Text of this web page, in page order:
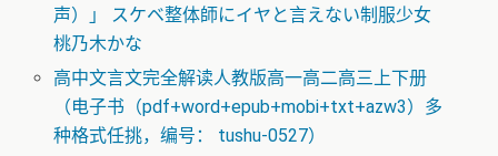
声）」 スケベ整体師にイヤと言えない制服少女
桃乃木かな
高中文言文完全解读人教版高一高二高三上下册
（电子书（pdf+word+epub+mobi+txt+azw3）多
种格式任挑，编号： tushu-0527）